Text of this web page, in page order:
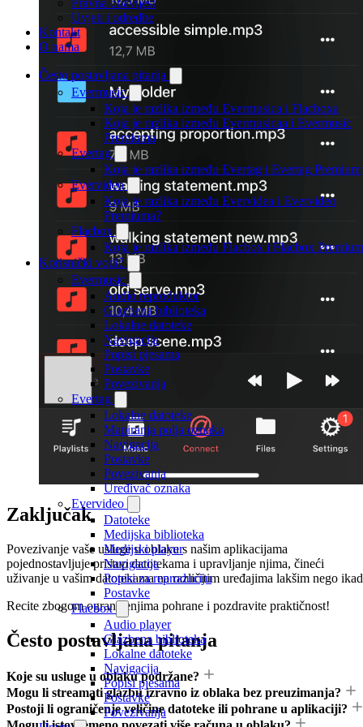
Pravna obavijest
Uvjeti i odredbe
Kontakt
O nama
Često postavljana pitanja
Evermusic
Koja je razlika između Evermusica i Flacboxa
Koja je razlika između Evermusicaa i Evermusic
Premiuma
Evertag
Koja je razlika između Evertag i Evertag Premium
Evervideo
Koja je razlika između Evervidea i Evervideo
Premiuma?
Flacbox
Koja je razlika između Flacbox i Flacbox
Korisnički vodič
Evermusic
Audio reproduktor
Glazbena biblioteka
Lokalne datoteke
Navigacija
Popisi pjesama
Postavke
Povezivanja
Evertag
Lokalne datoteke
Mapiranja polja oznaka
Navigacija
Postavke
Povezivanja
Uređivač oznaka
Evervideo
Datoteke
Medijska biblioteka
Medijski player
Navigacija
Popisi za reproduciju
Postavke
Flacbox
Audio player
Glazbena biblioteka
Lokalne datoteke
Navigacija
Popisi pjesama
Postavke
Povezivanja
Zaključak
Povezivanje vaše usluge u oblaku s našim aplikacijama
pojednostavljuje pristup datotekama i upravljanje njima, čineći
uživanje u vašim datotekama na različitim uređajima lakšim nego
Recite zbogom ograničenjima pohrane i pozdravite praktičnost!
Često postavljana pitanja
Koje su usluge u oblaku podržane?
Mogu li streamati glazbu izravno iz oblaka bez preuzimanja?
Postoji li ograničenje veličine datoteke ili pohrane u aplikaciji?